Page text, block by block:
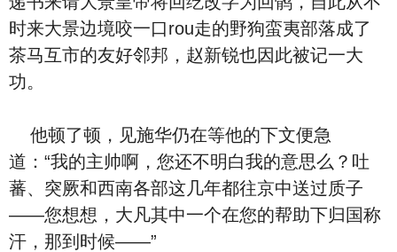
时来大景边境咬一口rou走的野狗蛮夷部落成了
茶马互市的友好邻邦，赵新锐也因此被记一大
功。
他顿了顿，见施华仍在等他的下文便急
道：“我的主帅啊，您还不明白我的意思么？吐
蕃、突厥和西南各部这几年都往京中送过质子
——您想想，大凡其中一个在您的帮助下归国称
汗，那到时候——”